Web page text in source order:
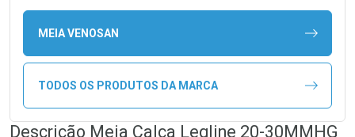
MEIA VENOSAN
TODOS OS PRODUTOS DA MARCA
Descrição Meia Calça Legline 20-30MMHG